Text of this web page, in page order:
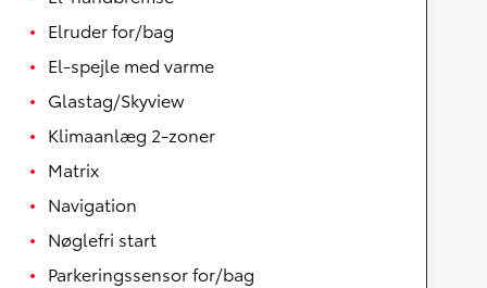
Elruder for/bag
El-spejle med varme
Glastag/Skyview
Klimaanlæg 2-zoner
Matrix
Navigation
Nøglefri start
Parkeringssensor for/bag